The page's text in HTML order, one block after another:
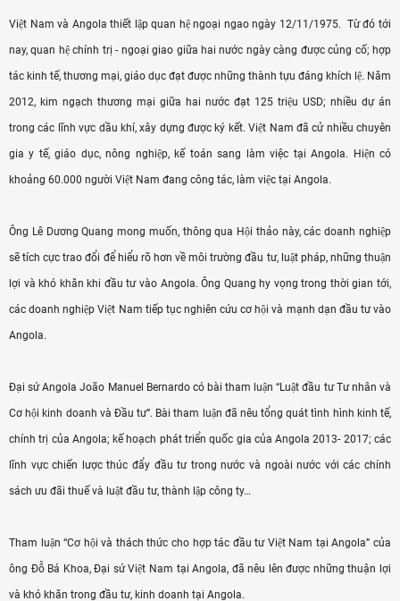
Việt Nam và Angola thiết lập quan hệ ngoại ngao ngày 12/11/1975. Từ đó tới
nay, quan hệ chính trị - ngoại giao giữa hai nước ngày càng được củng cố; hợp
tác kinh tế, thương mại, giáo dục đạt được những thành tựu đáng khích lệ. Năm
2012, kim ngạch thương mại giữa hai nước đạt 125 triệu USD; nhiều dự án
trong các lĩnh vực dầu khí, xây dựng được ký kết. Việt Nam đã cử nhiều chuyên
gia y tế, giáo dục, nông nghiệp, kế toán sang làm việc tại Angola. Hiện có
khoảng 60.000 người Việt Nam đang công tác, làm việc tại Angola.
Ông Lê Dương Quang mong muốn, thông qua Hội thảo này, các doanh nghiệp
sẽ tích cực trao đổi để hiểu rõ hơn về môi trường đầu tư, luật pháp, những thuận
lợi và khó khăn khi đầu tư vào Angola. Ông Quang hy vọng trong thời gian tới,
các doanh nghiệp Việt Nam tiếp tục nghiên cứu cơ hội và mạnh dạn đầu tư vào
Angola.
Đại sứ Angola João Manuel Bernardo có bài tham luận “Luật đầu tư Tư nhân và
Cơ hội kinh doanh và Đầu tư”. Bài tham luận đã nêu tổng quát tình hình kinh tế,
chính trị của Angola; kế hoạch phát triển quốc gia của Angola 2013- 2017; các
lĩnh vực chiến lược thúc đẩy đầu tư trong nước và ngoài nước với các chính
sách ưu đãi thuế và luật đầu tư, thành lập công ty…
Tham luận “Cơ hội và thách thức cho hợp tác đầu tư Việt Nam tại Angola” của
ông Đỗ Bá Khoa, Đại sứ Việt Nam tại Angola, đã nêu lên được những thuận lợi
và khó khăn trong đầu tư, kinh doanh tại Angola.